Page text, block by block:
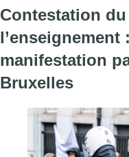
Contestation
l’enseignement
manifestation
Bruxelles